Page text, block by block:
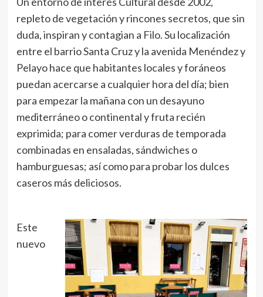
repleto de vegetación y rincones secretos, que sin
duda, inspiran y contagian a Filo. Su localización
entre el barrio Santa Cruz y la avenida Menéndez y
Pelayo hace que habitantes locales y foráneos
puedan acercarse a cualquier hora del día; bien
para empezar la mañana con un desayuno
mediterráneo o continental y fruta recién
exprimida; para comer verduras de temporada
combinadas en ensaladas, sándwiches o
hamburguesas; así como para probar los dulces
caseros más deliciosos.
Este
nuevo